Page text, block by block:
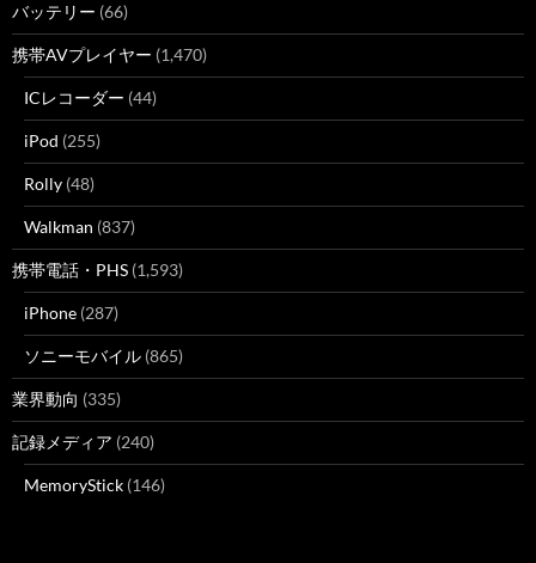
バッテリー (66)
携帯AVプレイヤー (1,470)
ICレコーダー (44)
iPod (255)
Rolly (48)
Walkman (837)
携帯電話・PHS (1,593)
iPhone (287)
ソニーモバイル (865)
業界動向 (335)
記録メディア (240)
MemoryStick (146)